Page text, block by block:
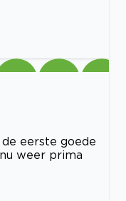
eerste goede
weer prima